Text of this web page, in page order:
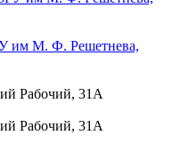
им М. Ф. Решетнева,
Рабочий, 31А
Рабочий, 31А